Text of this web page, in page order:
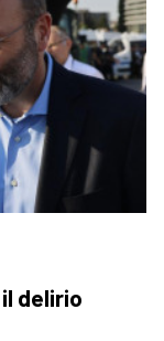
delirio